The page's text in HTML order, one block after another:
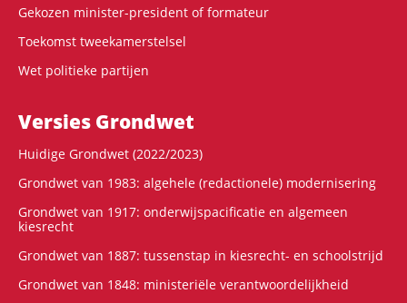
Gekozen minister-president of formateur
Toekomst tweekamerstelsel
Wet politieke partijen
Versies Grondwet
Huidige Grondwet (2022/2023)
Grondwet van 1983: algehele (redactionele) modernisering
Grondwet van 1917: onderwijspacificatie en algemeen
kiesrecht
Grondwet van 1887: tussenstap in kiesrecht- en schoolstrijd
Grondwet van 1848: ministeriële verantwoordelijkheid